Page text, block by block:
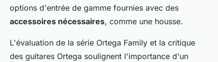
options d'entrée de gamme fournies avec des
accessoires nécessaires, comme une housse.
L'évaluation de la série Ortega Family et la critique
des guitares Ortega soulignent l'importance d'un